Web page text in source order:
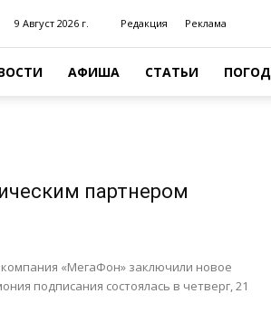
9 Август 2026 г. Редакция Реклама
АФИША СТАТЬИ
партнером
«МегаФон» заключили новое
подписания состоялась в четверг, 21